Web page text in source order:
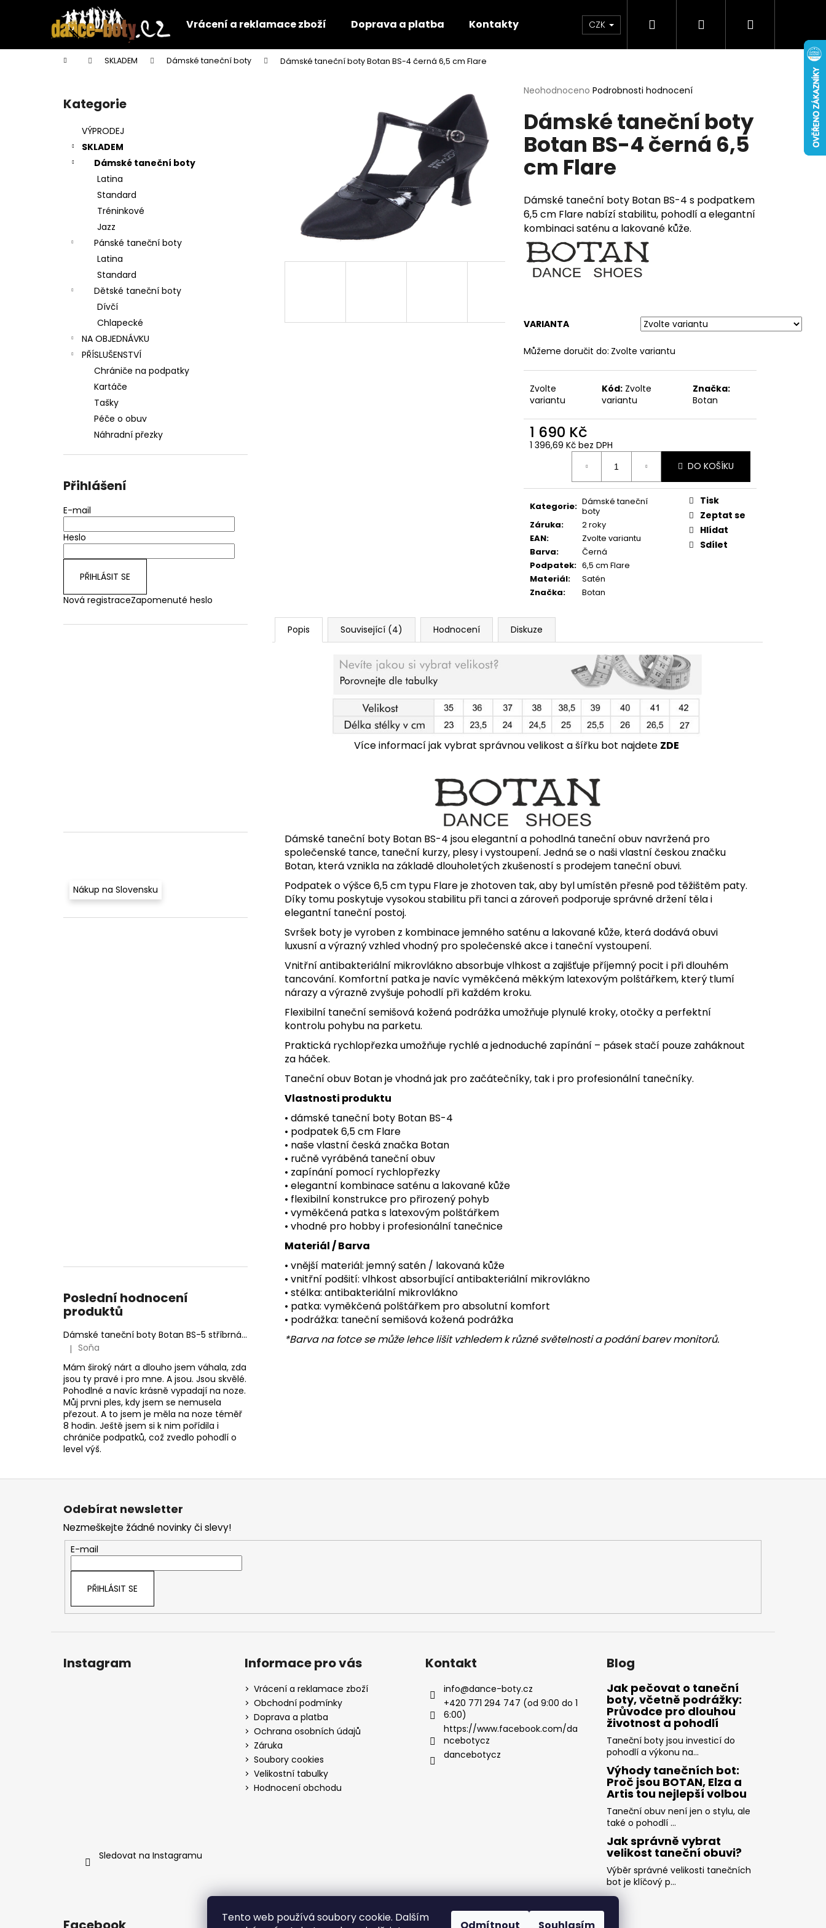
Tento web používá soubory cookie. Dalším
Vrácení a reklamace zboží Doprava a platba Kontakty Obchodní podmínky Záruka Napište nám
CZK Hledat PřihlášeníNákupní
Domů SKLADEM Dámské taneční boty Dámské taneční boty Botan BS-4 černá 6,5 cm Flare
Přeskočit
kategorie
Kategorie
VÝPRODEJ
SKLADEM
Dámské taneční boty
Latina
Standard
Tréninkové
Jazz
Pánské taneční boty
Latina
Standard
Dětské taneční boty
Dívčí
Chlapecké
NA OBJEDNÁVKU
PŘÍSLUŠENSTVÍ
Chrániče na podpatky
Kartáče
Tašky
Péče o obuv
Náhradní přezky
Přihlášení
E-mail
Heslo
PŘIHLÁSIT SE
Nová registraceZapomenuté heslo
Nákup na Slovensku
Poslední hodnocení
produktů
Dámské taneční boty Botan BS-5 stříbrná 6,5 cm Flare
Hodnocení produktu je 5 z 5 hvězdiček.
| Soňa
Mám široký nárt a dlouho jsem váhala, zda
jsou ty pravé i pro mne. A jsou. Jsou skvělé.
Pohodlné a navíc krásně vypadají na noze.
Můj prvni ples, kdy jsem se nemusela
přezout. A to jsem je měla na noze téměř
8 hodin. Ještě jsem si k nim pořídila i
chrániče podpatků, což zvedlo pohodlí o
level výš.
Průměrné
produktu
je
0,0
5
hvězdiček.
Neohodnoceno Podrobnosti hodnocení
Dámské taneční boty
Botan BS-4 černá 6,5
cm Flare
Dámské taneční boty Botan BS-4 s podpatkem
6,5 cm Flare nabízí stabilitu, pohodlí a elegantní
kombinaci saténu a lakované kůže.
VARIANTA
Můžeme doručit do: Zvolte variantu
Zvolte
variantu
Kód: Zvolte
variantu
Značka:
Botan
1 690 Kč
1 396,69 Kč bez DPH
DO KOŠÍKU
Kategorie: Dámské taneční
boty
Záruka:
2 roky
EAN:
Zvolte variantu
Barva:
Černá
Podpatek: 6,5 cm Flare
Materiál:
Satén
Značka: Botan
Tisk
Zeptat se
Hlídat
Sdílet
Popis Související (4) Hodnocení Diskuze
Více informací jak vybrat správnou velikost a šířku bot najdete ZDE
Dámské taneční boty Botan BS-4 jsou elegantní a pohodlná taneční obuv navržená pro
společenské tance, taneční kurzy, plesy i vystoupení. Jedná se o naši vlastní českou značku
Botan, která vznikla na základě dlouholetých zkušeností s prodejem taneční obuvi.
Podpatek o výšce 6,5 cm typu Flare je zhotoven tak, aby byl umístěn přesně pod těžištěm paty.
Díky tomu poskytuje vysokou stabilitu při tanci a zároveň podporuje správné držení těla i
elegantní taneční postoj.
Svršek boty je vyroben z kombinace jemného saténu a lakované kůže, která dodává obuvi
luxusní a výrazný vzhled vhodný pro společenské akce i taneční vystoupení.
Vnitřní antibakteriální mikrovlákno absorbuje vlhkost a zajišťuje příjemný pocit i při dlouhém
tancování. Komfortní patka je navíc vyměkčená měkkým latexovým polštářkem, který tlumí
nárazy a výrazně zvyšuje pohodlí při každém kroku.
Flexibilní taneční semišová kožená podrážka umožňuje plynulé kroky, otočky a perfektní
kontrolu pohybu na parketu.
Praktická rychlopřezka umožňuje rychlé a jednoduché zapínání – pásek stačí pouze zaháknout
za háček.
Taneční obuv Botan je vhodná jak pro začátečníky, tak i pro profesionální tanečníky.
Vlastnosti produktu
• dámské taneční boty Botan BS-4
• podpatek 6,5 cm Flare
• naše vlastní česká značka Botan
• ručně vyráběná taneční obuv
• zapínání pomocí rychlopřezky
• elegantní kombinace saténu a lakované kůže
• flexibilní konstrukce pro přirozený pohyb
• vyměkčená patka s latexovým polštářkem
• vhodné pro hobby i profesionální tanečnice
Materiál / Barva
• vnější materiál: jemný satén / lakovaná kůže
• vnitřní podšití: vlhkost absorbující antibakteriální mikrovlákno
• stélka: antibakteriální mikrovlákno
• patka: vyměkčená polštářkem pro absolutní komfort
• podrážka: taneční semišová kožená podrážka
*Barva na fotce se může lehce lišit vzhledem k různé světelnosti a podání barev monitorů.
í
Zpět
do
Zpět
do
Co potřebujete najít?
HLEDAT
Doporučujeme
Odebírat newsletter
Nezmeškejte žádné novinky či slevy!
E-mail
PŘIHLÁSIT SE
Instagram
Sledovat na Instagramu
Informace pro vás
Vrácení a reklamace zboží
Obchodní podmínky
Doprava a platba
Ochrana osobních údajů
Záruka
Soubory cookies
Velikostní tabulky
Hodnocení obchodu
Kontakt
info@dance-boty.cz
+420 771 294 747 (od 9:00 do 1
6:00)
https://www.facebook.com/da
ncebotycz
dancebotycz
Blog
Jak pečovat o taneční
boty, včetně podrážky:
Průvodce pro dlouhou
životnost a pohodlí
Taneční boty jsou investicí do
pohodlí a výkonu na...
Výhody tanečních bot:
Proč jsou BOTAN, Elza a
Artis tou nejlepší volbou
Taneční obuv není jen o stylu, ale
také o pohodlí ...
Jak správně vybrat
velikost taneční obuvi?
Výběr správné velikosti tanečních
bot je klíčový p...